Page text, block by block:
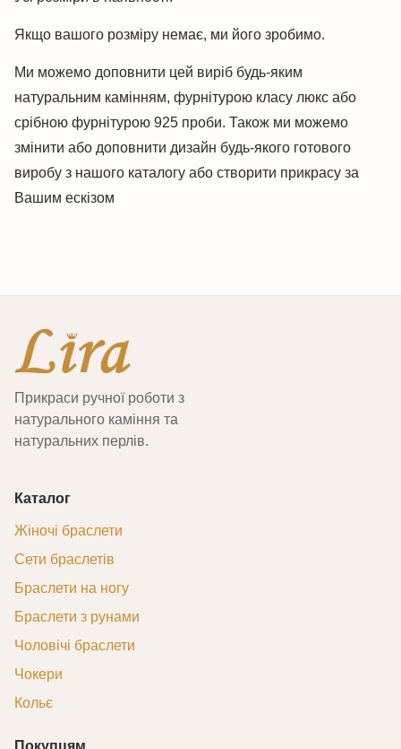
Якщо вашого розміру немає, ми його зробимо.
Ми можемо доповнити цей виріб будь-яким
натуральним камінням, фурнітурою класу люкс або
срібною фурнітурою 925 проби. Також ми можемо
змінити або доповнити дизайн будь-якого готового
виробу з нашого каталогу або створити прикрасу за
Вашим ескізом
Прикраси ручної роботи з
натурального каміння та
натуральних перлів.
Каталог
Жіночі браслети
Сети браслетів
Браслети на ногу
Браслети з рунами
Чоловічі браслети
Чокери
Кольє
Покупцям